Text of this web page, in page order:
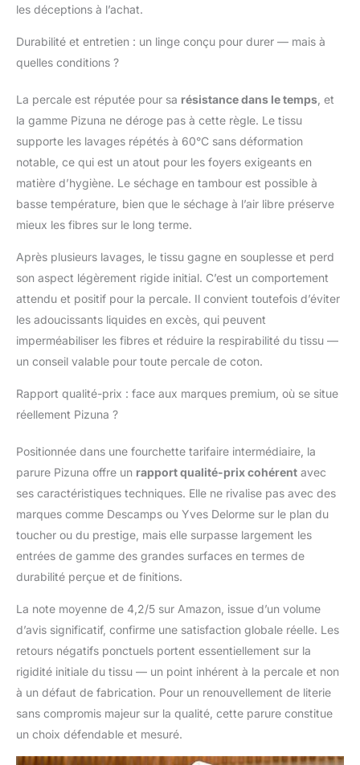
améliore la douceur et
mais au fil des lavages,
le tissu s'assouplit et
les plis s'atténuent,
garantissant un confort
à long terme. Norme de
qualité Pizuna: Des
inspections
rigoureuses et des
pièce sont effectués
par l'équipe
Pizuna. Cette parure de
drap est certifiée
OEKO-TEX, exempte
de produits chimiques,
planète et certifiée sans
délicates. Durable et
responsable: Cette
parure de lit en percale
est conforme aux
socialement
responsable et
respectueuse de
L'utilisation de
matériaux recyclés
pour l'emballage peut
désagréable qui
disparaît après un
lavage à l'eau chaude.
Fabriqué à partir de
décoloration, il est
les déceptions à l’achat.
Durabilité et entretien : un linge conçu pour durer — mais à
quelles conditions ?
La percale est réputée pour sa résistance dans le temps , et
la gamme Pizuna ne déroge pas à cette règle. Le tissu
supporte les lavages répétés à 60°C sans déformation
notable, ce qui est un atout pour les foyers exigeants en
matière d’hygiène. Le séchage en tambour est possible à
basse température, bien que le séchage à l’air libre préserve
mieux les fibres sur le long terme.
Après plusieurs lavages, le tissu gagne en souplesse et perd
son aspect légèrement rigide initial. C’est un comportement
attendu et positif pour la percale. Il convient toutefois d’éviter
les adoucissants liquides en excès, qui peuvent
imperméabiliser les fibres et réduire la respirabilité du tissu —
un conseil valable pour toute percale de coton.
Rapport qualité-prix : face aux marques premium, où se situe
réellement Pizuna ?
Positionnée dans une fourchette tarifaire intermédiaire, la
parure Pizuna offre un rapport qualité-prix cohérent avec
ses caractéristiques techniques. Elle ne rivalise pas avec des
marques comme Descamps ou Yves Delorme sur le plan du
toucher ou du prestige, mais elle surpasse largement les
entrées de gamme des grandes surfaces en termes de
durabilité perçue et de finitions.
La note moyenne de 4,2/5 sur Amazon, issue d’un volume
d’avis significatif, confirme une satisfaction globale réelle. Les
retours négatifs ponctuels portent essentiellement sur la
rigidité initiale du tissu — un point inhérent à la percale et non
à un défaut de fabrication. Pour un renouvellement de literie
sans compromis majeur sur la qualité, cette parure constitue
un choix défendable et mesuré.